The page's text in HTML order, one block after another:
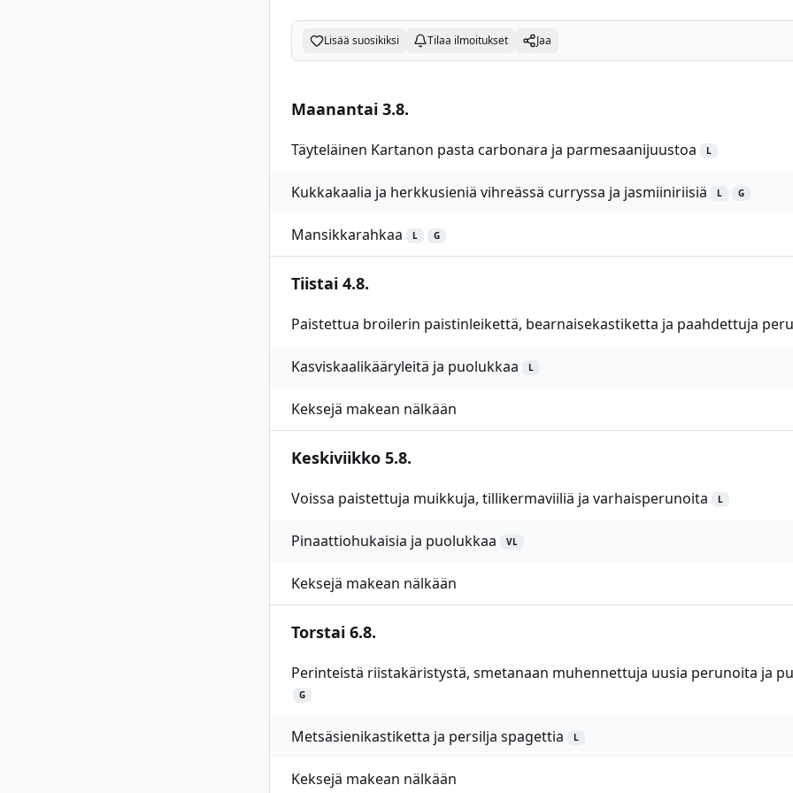
Lisää suosikiksi Tilaa ilmoitukset Jaa
Maanantai 3.8.
Täyteläinen Kartanon pasta carbonara ja parmesaanijuustoa L
Kukkakaalia ja herkkusieniä vihreässä curryssa ja jasmiiniriisiä L G
Mansikkarahkaa L G
Tiistai 4.8.
Paistettua broilerin paistinleikettä, bearnaisekastiketta ja paahdettuja
Kasviskaalikääryleitä ja puolukkaa L
Keksejä makean nälkään
Keskiviikko 5.8.
Voissa paistettuja muikkuja, tillikermaviiliä ja varhaisperunoita L
Pinaattiohukaisia ja puolukkaa VL
Keksejä makean nälkään
Torstai 6.8.
Perinteistä riistakäristystä, smetanaan muhennettuja uusia perunoita ja
G
Metsäsienikastiketta ja persilja spagettia L
Keksejä makean nälkään